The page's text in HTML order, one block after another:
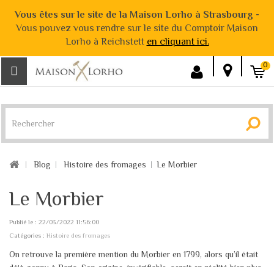
Vous êtes sur le site de la Maison Lorho à Strasbourg -
Vous pouvez vous rendre sur le site du Comptoir Maison
Lorho à Reichstett en cliquant ici.
0
Blog Histoire des fromages Le Morbier
Le Morbier
Publié le : 22/03/2022 11:56:00
Catégories : Histoire des fromages
On retrouve la première mention du Morbier en 1799, alors qu’il était